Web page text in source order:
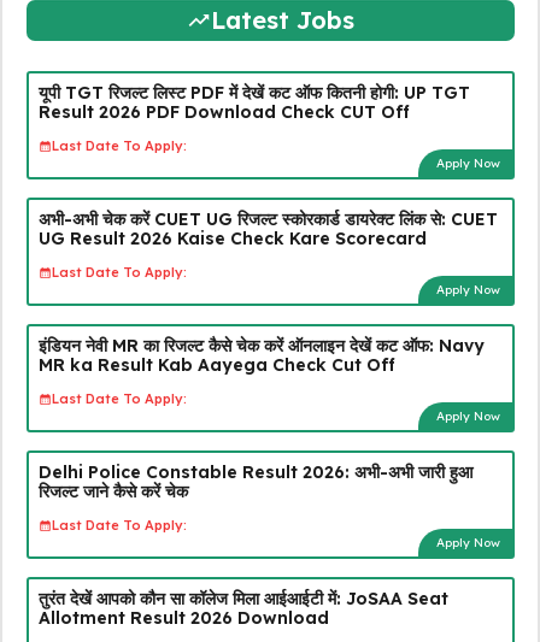
Latest Jobs
यूपी TGT रिजल्ट लिस्ट PDF में देखें कट ऑफ कितनी होगी: UP TGT
Result 2026 PDF Download Check CUT Off
Last Date To Apply:
Apply Now
अभी-अभी चेक करें CUET UG रिजल्ट स्कोरकार्ड डायरेक्ट लिंक से: CUET
UG Result 2026 Kaise Check Kare Scorecard
Last Date To Apply:
Apply Now
इंडियन नेवी MR का रिजल्ट कैसे चेक करें ऑनलाइन देखें कट ऑफ: Navy
MR ka Result Kab Aayega Check Cut Off
Last Date To Apply:
Apply Now
Delhi Police Constable Result 2026: अभी-अभी जारी हुआ
रिजल्ट जाने कैसे करें चेक
Last Date To Apply:
Apply Now
तुरंत देखें आपको कौन सा कॉलेज मिला आईआईटी में: JoSAA Seat
Allotment Result 2026 Download